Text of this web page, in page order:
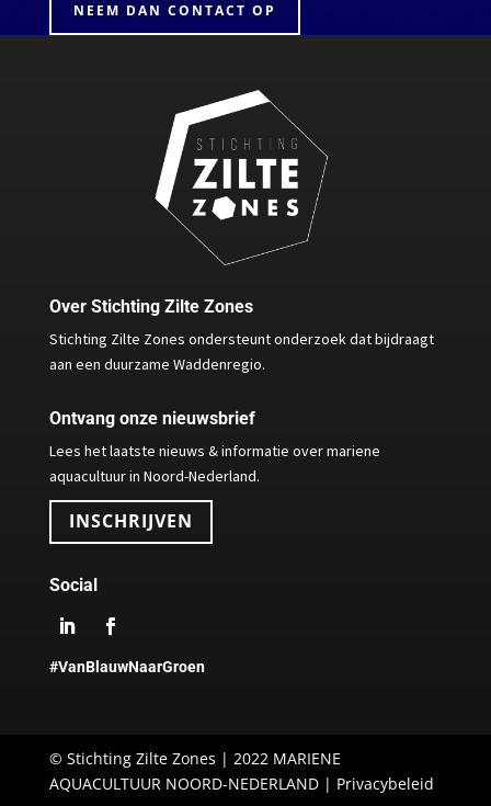
NEEM DAN CONTACT OP
Over Stichting Zilte Zones
Stichting Zilte Zones ondersteunt onderzoek dat bijdraagt
aan een duurzame Waddenregio.
Ontvang onze nieuwsbrief
Lees het laatste nieuws & informatie over mariene
aquacultuur in Noord-Nederland.
INSCHRIJVEN
Social
#VanBlauwNaarGroen
© Stichting Zilte Zones | 2022 MARIENE
AQUACULTUUR NOORD-NEDERLAND | Privacybeleid